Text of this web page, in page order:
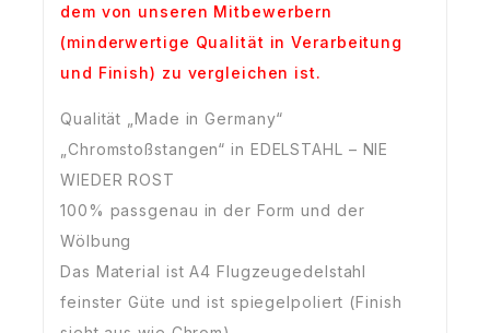
dem von unseren Mitbewerbern
(minderwertige Qualität in Verarbeitung
und Finish) zu vergleichen ist.
Qualität „Made in Germany“
„Chromstoßstangen“ in EDELSTAHL – NIE
WIEDER ROST
100% passgenau in der Form und der
Wölbung
Das Material ist A4 Flugzeugedelstahl
feinster Güte und ist spiegelpoliert (Finish